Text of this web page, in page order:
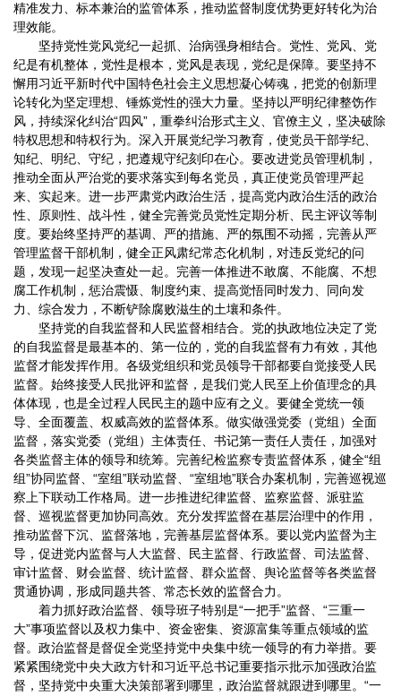
精准发力、标本兼治的监管体系，推动监督制度优势更好转化为治
理效能。
坚持党性党风党纪一起抓、治病强身相结合。党性、党风、党
纪是有机整体，党性是根本，党风是表现，党纪是保障。要坚持不
懈用习近平新时代中国特色社会主义思想凝心铸魂，把党的创新理
论转化为坚定理想、锤炼党性的强大力量。坚持以严明纪律整饬作
风，持续深化纠治“四风”，重拳纠治形式主义、官僚主义，坚决破除
特权思想和特权行为。深入开展党纪学习教育，使党员干部学纪、
知纪、明纪、守纪，把遵规守纪刻印在心。要改进党员管理机制，
推动全面从严治党的要求落实到每名党员，真正使党员管理严起
来、实起来。进一步严肃党内政治生活，提高党内政治生活的政治
性、原则性、战斗性，健全完善党员党性定期分析、民主评议等制
度。要始终坚持严的基调、严的措施、严的氛围不动摇，完善从严
管理监督干部机制，健全正风肃纪常态化机制，对违反党纪的问
题，发现一起坚决查处一起。完善一体推进不敢腐、不能腐、不想
腐工作机制，惩治震慑、制度约束、提高觉悟同时发力、同向发
力、综合发力，不断铲除腐败滋生的土壤和条件。
坚持党的自我监督和人民监督相结合。党的执政地位决定了党
的自我监督是最基本的、第一位的，党的自我监督有力有效，其他
监督才能发挥作用。各级党组织和党员领导干部都要自觉接受人民
监督。始终接受人民批评和监督，是我们党人民至上价值理念的具
体体现，也是全过程人民民主的题中应有之义。要健全党统一领
导、全面覆盖、权威高效的监督体系。做实做强党委（党组）全面
监督，落实党委（党组）主体责任、书记第一责任人责任，加强对
各类监督主体的领导和统筹。完善纪检监察专责监督体系，健全“组
组”协同监督、“室组”联动监督、“室组地”联合办案机制，完善巡视巡
察上下联动工作格局。进一步推进纪律监督、监察监督、派驻监
督、巡视监督更加协同高效。充分发挥监督在基层治理中的作用，
推动监督下沉、监督落地，完善基层监督体系。要以党内监督为主
导，促进党内监督与人大监督、民主监督、行政监督、司法监督、
审计监督、财会监督、统计监督、群众监督、舆论监督等各类监督
贯通协调，形成同题共答、常态长效的监督合力。
着力抓好政治监督、领导班子特别是“一把手”监督、“三重一
大”事项监督以及权力集中、资金密集、资源富集等重点领域的监
督。政治监督是督促全党坚持党中央集中统一领导的有力举措。要
紧紧围绕党中央大政方针和习近平总书记重要指示批示加强政治监
督，坚持党中央重大决策部署到哪里，政治监督就跟进到哪里。“一